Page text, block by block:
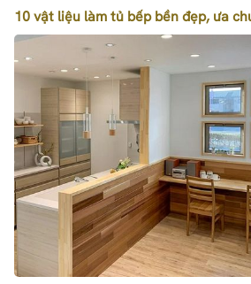
10 vật liệu làm tủ bếp bền đẹp, ưa